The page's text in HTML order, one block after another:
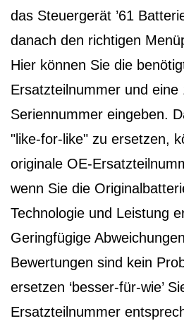
das Steuergerät ’61
danach den richtigen
Hier können Sie die
Ersatzteilnummer und eine
Seriennummer eingeben.
"like-for-like" zu ersetzen,
originale OE-
wenn Sie die
Technologie und Leistung
Geringfügige
Bewertungen sind kein
ersetzen ‘besser-für-wie’
Ersatzteilnummer